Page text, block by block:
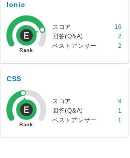
Ionic
スコア
16
回答(Q&A)
2
ベストアンサー
2
CSS
スコア
9
回答(Q&A)
1
ベストアンサー
1